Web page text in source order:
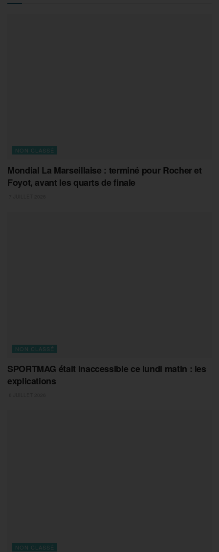
NON CLASSÉ
Mondial La Marseillaise : terminé pour Rocher et
Foyot, avant les quarts de finale
NON CLASSÉ
SPORTMAG était inaccessible ce lundi matin : les
explications
NON CLASSÉ